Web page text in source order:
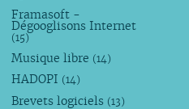
Framasoft -
Dégooglisons Internet
(15)
Musique libre (14)
HADOPI (14)
Brevets logiciels (13)